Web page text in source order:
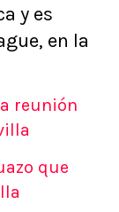
y es
en la
reunión
que